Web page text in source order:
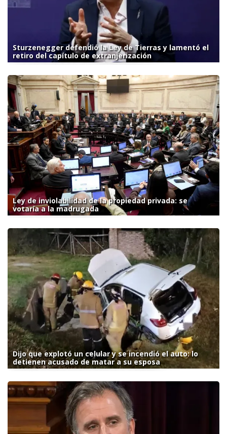
Sturzenegger defendió la Ley de Tierras y lamentó el
retiro del capítulo de extranjerización
Ley de inviolabilidad de la propiedad privada: se
votaría a la madrugada
Dijo que explotó un celular y se incendió el auto: lo
detienen acusado de matar a su esposa